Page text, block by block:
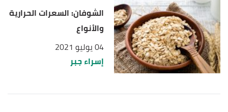
الشوفان: السعرات الحرارية
والأنواع
04 يوليو 2021
إسراء جبر